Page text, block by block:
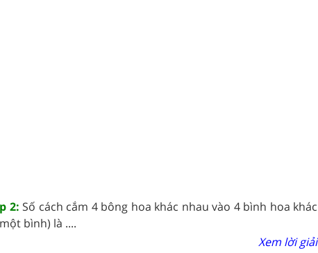
2: Số cách cắm 4 bông hoa khác nhau vào 4 bình hoa khác
bình) là ....
Xem lời giải